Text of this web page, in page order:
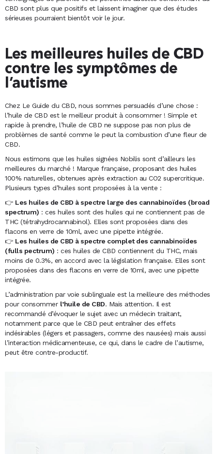
CBD sont plus que positifs et laissent imaginer que des études
sérieuses pourraient bientôt voir le jour.
Les meilleures huiles de CBD
contre les symptômes de
l’autisme
Chez Le Guide du CBD, nous sommes persuadés d’une chose :
l’huile de CBD est le meilleur produit à consommer ! Simple et
rapide à prendre, l’huile de CBD ne suppose pas non plus de
problèmes de santé comme le peut la combustion d’une fleur de
CBD.
Nous estimons que les huiles signées Nobilis sont d’ailleurs les
meilleures du marché ! Marque française, proposant des huiles
100% naturelles, obtenues après extraction au CO2 supercritique.
Plusieurs types d’huiles sont proposées à la vente :
👉 Les huiles de CBD à spectre large des cannabinoïdes (broad
spectrum) : ces huiles sont des huiles qui ne contiennent pas de
THC (tétrahydrocannabinol). Elles sont proposées dans des
flacons en verre de 10ml, avec une pipette intégrée.
👉 Les huiles de CBD à spectre complet des cannabinoïdes
(fulls pectrum) : ces huiles de CBD contiennent du THC, mais
moins de 0.3%, en accord avec la législation française. Elles sont
proposées dans des flacons en verre de 10ml, avec une pipette
intégrée.
L’administration par voie sublinguale est la meilleure des méthodes
pour consommer l’huile de CBD. Mais attention. Il est
recommandé d’évoquer le sujet avec un médecin traitant,
notamment parce que le CBD peut entraîner des effets
indésirables (légers et passagers, comme des nausées) mais aussi
l’interaction médicamenteuse, ce qui, dans le cadre de l’autisme,
peut être contre-productif.